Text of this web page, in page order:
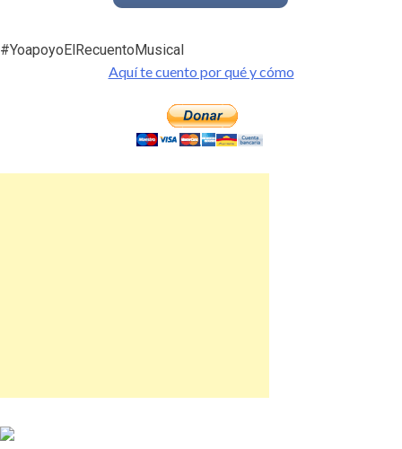
#YoapoyoElRecuentoMusical
Aquí te cuento por qué y cómo